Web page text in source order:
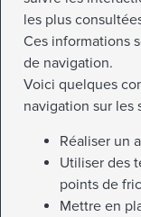
les plus
Ces informations
de navigation.
Voici quelques
navigation sur les
Réaliser un
Utiliser des
points de
Mettre en